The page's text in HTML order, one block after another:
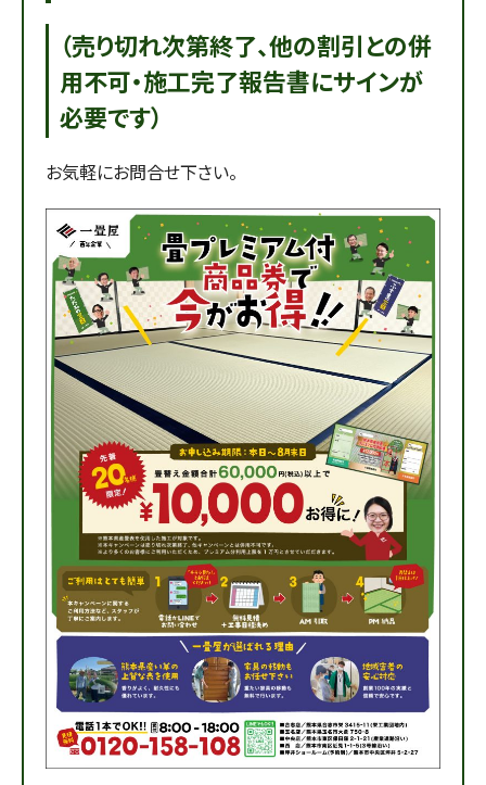
（売り切れ次第終了、他の割引との併
用不可・施工完了報告書にサインが
必要です）
お気軽にお問合せ下さい。